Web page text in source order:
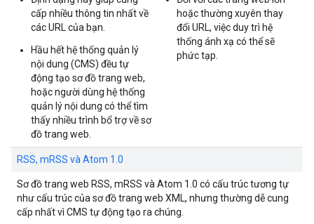
cấp nhiều thông tin nhất về
các URL của bạn.
Hầu hết hệ thống quản lý
nội dung (CMS) đều tự
động tạo sơ đồ trang web,
hoặc người dùng hệ thống
quản lý nội dung có thể tìm
thấy nhiều trình bổ trợ về sơ
đồ trang web.
hoặc thường xuyên thay
đổi URL, việc duy trì hệ
thống ánh xạ có thể sẽ
phức tạp.
RSS, mRSS và Atom 1.0
Sơ đồ trang web RSS, mRSS và Atom 1.0 có cấu trúc tương tự
như cấu trúc của sơ đồ trang web XML, nhưng thường dễ cung
cấp nhất vì CMS tự động tạo ra chúng.